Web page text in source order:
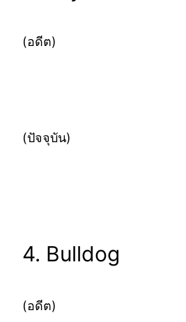
(อดีต)
(ปัจจุบัน)
4. Bulldog
(อดีต)